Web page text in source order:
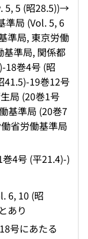
5, 5 (昭28.5))→
準局 (Vol. 5, 6
準局, 東京労働
準局, 関係都
18巻4号 (昭
41.5)-19巻12号
局 (20巻1号
基準局 (20巻7
省労働基準局
4号 (平21.4)-)
6, 10 (昭
あり
号にあたる